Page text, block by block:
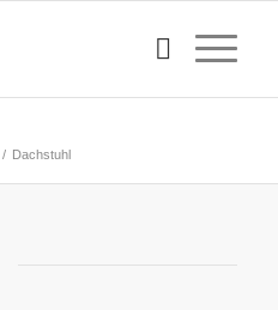
/ Dachstuhl